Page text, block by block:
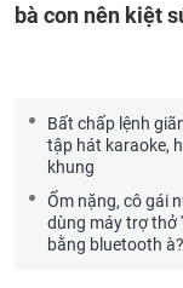
bà con nên kiệt
Bất chấp lệnh
tập hát karaoke,
khung
Ốm nặng, cô gái
dùng máy trợ thở
bằng bluetooth